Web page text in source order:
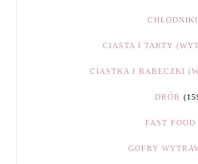
CHŁODNIKI
CIASTA I TARTY
CIASTKA I BABECZKI
DRÓB
FAST FOOD
GOFRY